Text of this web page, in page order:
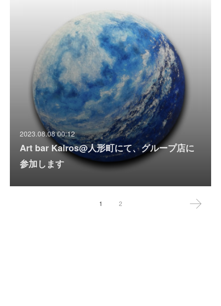
2023.08.08 00:12
Art bar Kairos@人形町にて、グループ店に
参加します
1 2